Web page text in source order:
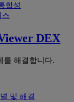
합성
스
DEX
를 해결합니다.
및 해결